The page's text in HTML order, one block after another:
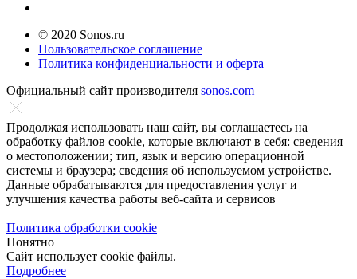
© 2020 Sonos.ru
Пользовательское соглашение
Политика конфиденциальности и оферта
Официальный сайт производителя sonos.com
Продолжая использовать наш сайт, вы соглашаетесь на
обработку файлов cookie, которые включают в себя: сведения
о местоположении; тип, язык и версию операционной
системы и браузера; сведения об используемом устройстве.
Данные обрабатываются для предоставления услуг и
улучшения качества работы веб-сайта и сервисов
Политика обработки cookie
Понятно
Сайт использует cookie файлы.
Подробнее